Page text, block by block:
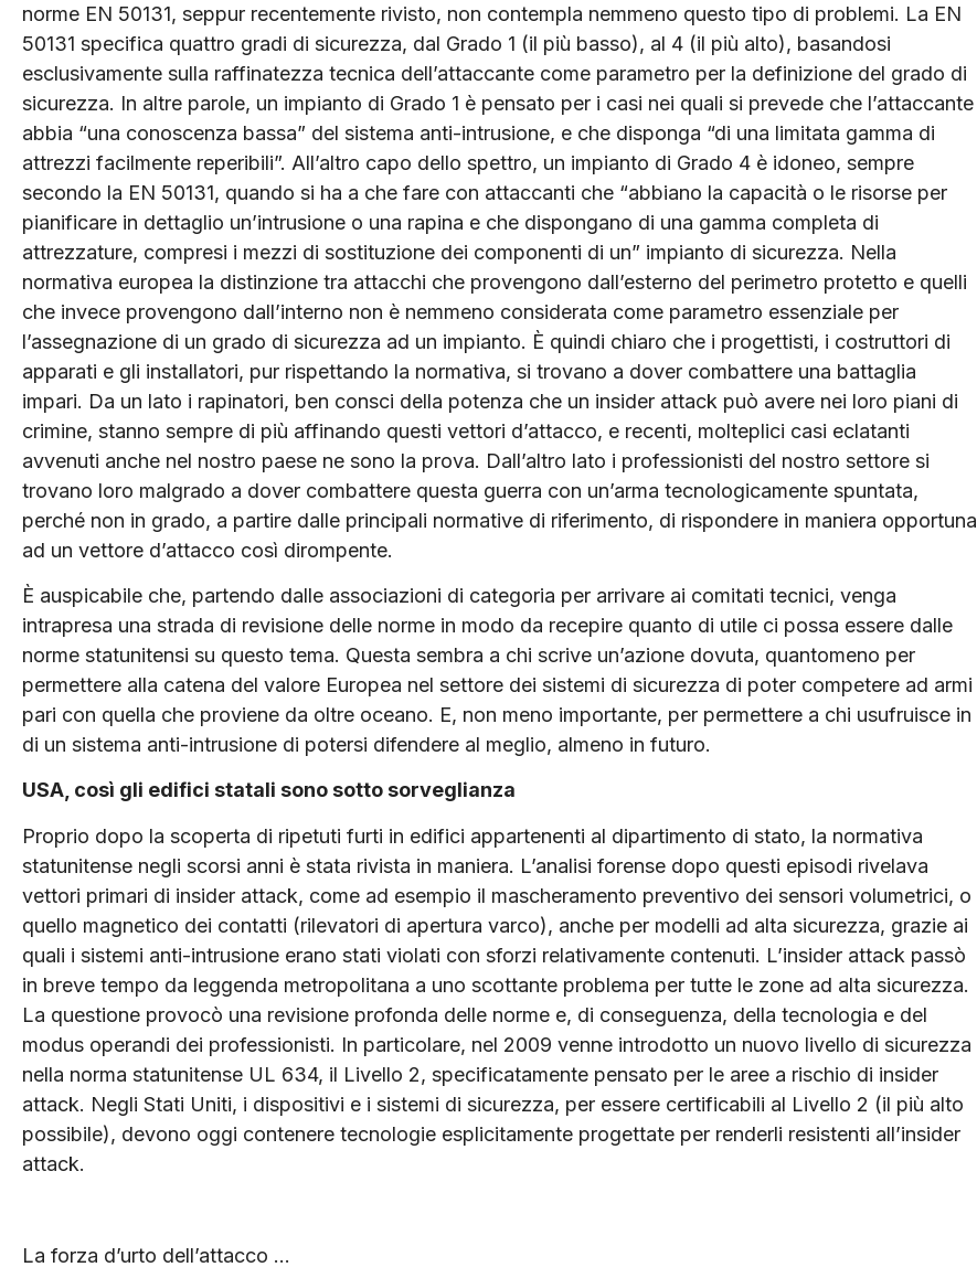
norme EN 50131, seppur recentemente rivisto, non contempla nemmeno questo tipo di problemi. La EN
50131 specifica quattro gradi di sicurezza, dal Grado 1 (il più basso), al 4 (il più alto), basandosi
esclusivamente sulla raffinatezza tecnica dell’attaccante come parametro per la definizione del grado di
sicurezza. In altre parole, un impianto di Grado 1 è pensato per i casi nei quali si prevede che l’attaccante
abbia “una conoscenza bassa” del sistema anti-intrusione, e che disponga “di una limitata gamma di
attrezzi facilmente reperibili”. All’altro capo dello spettro, un impianto di Grado 4 è idoneo, sempre
secondo la EN 50131, quando si ha a che fare con attaccanti che “abbiano la capacità o le risorse per
pianificare in dettaglio un’intrusione o una rapina e che dispongano di una gamma completa di
attrezzature, compresi i mezzi di sostituzione dei componenti di un” impianto di sicurezza. Nella
normativa europea la distinzione tra attacchi che provengono dall’esterno del perimetro protetto e quelli
che invece provengono dall’interno non è nemmeno considerata come parametro essenziale per
l’assegnazione di un grado di sicurezza ad un impianto. È quindi chiaro che i progettisti, i costruttori di
apparati e gli installatori, pur rispettando la normativa, si trovano a dover combattere una battaglia
impari. Da un lato i rapinatori, ben consci della potenza che un insider attack può avere nei loro piani di
crimine, stanno sempre di più affinando questi vettori d’attacco, e recenti, molteplici casi eclatanti
avvenuti anche nel nostro paese ne sono la prova. Dall’altro lato i professionisti del nostro settore si
trovano loro malgrado a dover combattere questa guerra con un’arma tecnologicamente spuntata,
perché non in grado, a partire dalle principali normative di riferimento, di rispondere in maniera opportuna
ad un vettore d’attacco così dirompente.
È auspicabile che, partendo dalle associazioni di categoria per arrivare ai comitati tecnici, venga
intrapresa una strada di revisione delle norme in modo da recepire quanto di utile ci possa essere dalle
norme statunitensi su questo tema. Questa sembra a chi scrive un’azione dovuta, quantomeno per
permettere alla catena del valore Europea nel settore dei sistemi di sicurezza di poter competere ad armi
pari con quella che proviene da oltre oceano. E, non meno importante, per permettere a chi usufruisce in
di un sistema anti-intrusione di potersi difendere al meglio, almeno in futuro.
USA, così gli edifici statali sono sotto sorveglianza
Proprio dopo la scoperta di ripetuti furti in edifici appartenenti al dipartimento di stato, la normativa
statunitense negli scorsi anni è stata rivista in maniera. L’analisi forense dopo questi episodi rivelava
vettori primari di insider attack, come ad esempio il mascheramento preventivo dei sensori volumetrici, o
quello magnetico dei contatti (rilevatori di apertura varco), anche per modelli ad alta sicurezza, grazie ai
quali i sistemi anti-intrusione erano stati violati con sforzi relativamente contenuti. L’insider attack passò
in breve tempo da leggenda metropolitana a uno scottante problema per tutte le zone ad alta sicurezza.
La questione provocò una revisione profonda delle norme e, di conseguenza, della tecnologia e del
modus operandi dei professionisti. In particolare, nel 2009 venne introdotto un nuovo livello di sicurezza
nella norma statunitense UL 634, il Livello 2, specificatamente pensato per le aree a rischio di insider
attack. Negli Stati Uniti, i dispositivi e i sistemi di sicurezza, per essere certificabili al Livello 2 (il più alto
possibile), devono oggi contenere tecnologie esplicitamente progettate per renderli resistenti all’insider
attack.
La forza d’urto dell’attacco …